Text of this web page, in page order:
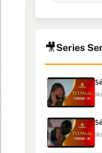
🎥Series